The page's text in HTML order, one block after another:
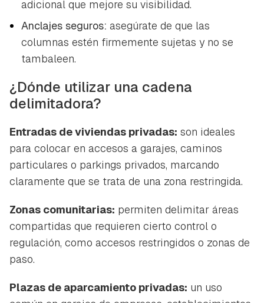
adicional que mejore su visibilidad.
Anclajes seguros: asegúrate de que las
columnas estén firmemente sujetas y no se
tambaleen.
¿Dónde utilizar una cadena
delimitadora?
Entradas de viviendas privadas: son ideales
para colocar en accesos a garajes, caminos
particulares o parkings privados, marcando
claramente que se trata de una zona restringida.
Zonas comunitarias: permiten delimitar áreas
compartidas que requieren cierto control o
regulación, como accesos restringidos o zonas de
paso.
Plazas de aparcamiento privadas: un uso